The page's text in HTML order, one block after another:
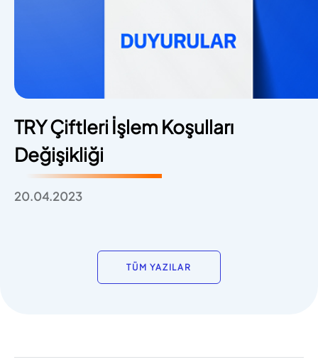
TRY Çiftleri İşlem Koşulları
Değişikliği
20.04.2023
TÜM YAZILAR